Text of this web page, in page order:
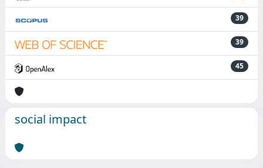
39
39
45
social impact